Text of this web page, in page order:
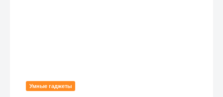
Умные гаджеты